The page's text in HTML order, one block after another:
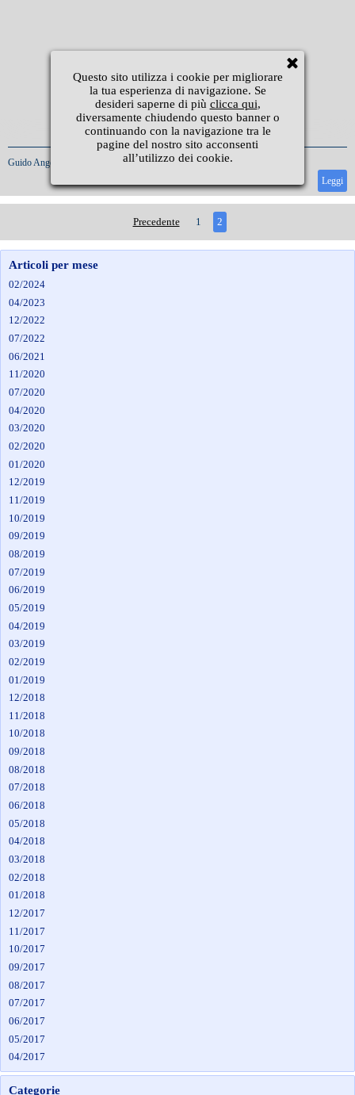
Guido Angeli
Leggi
Precedente 1 2
Articoli per mese
02/2024
04/2023
12/2022
07/2022
06/2021
11/2020
07/2020
04/2020
03/2020
02/2020
01/2020
12/2019
11/2019
10/2019
09/2019
08/2019
07/2019
06/2019
05/2019
04/2019
03/2019
02/2019
01/2019
12/2018
11/2018
10/2018
09/2018
08/2018
07/2018
06/2018
05/2018
04/2018
03/2018
02/2018
01/2018
12/2017
11/2017
10/2017
09/2017
08/2017
07/2017
06/2017
05/2017
04/2017
Categorie
Questo sito utilizza i cookie per migliorare
la tua esperienza di navigazione. Se
desideri saperne di più clicca qui,
diversamente chiudendo questo banner o
continuando con la navigazione tra le
pagine del nostro sito acconsenti
all’utilizzo dei cookie.